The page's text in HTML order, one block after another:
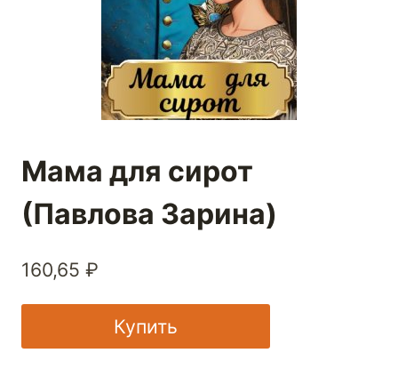
Мама для сирот
(Павлова Зарина)
160,65 ₽
Купить